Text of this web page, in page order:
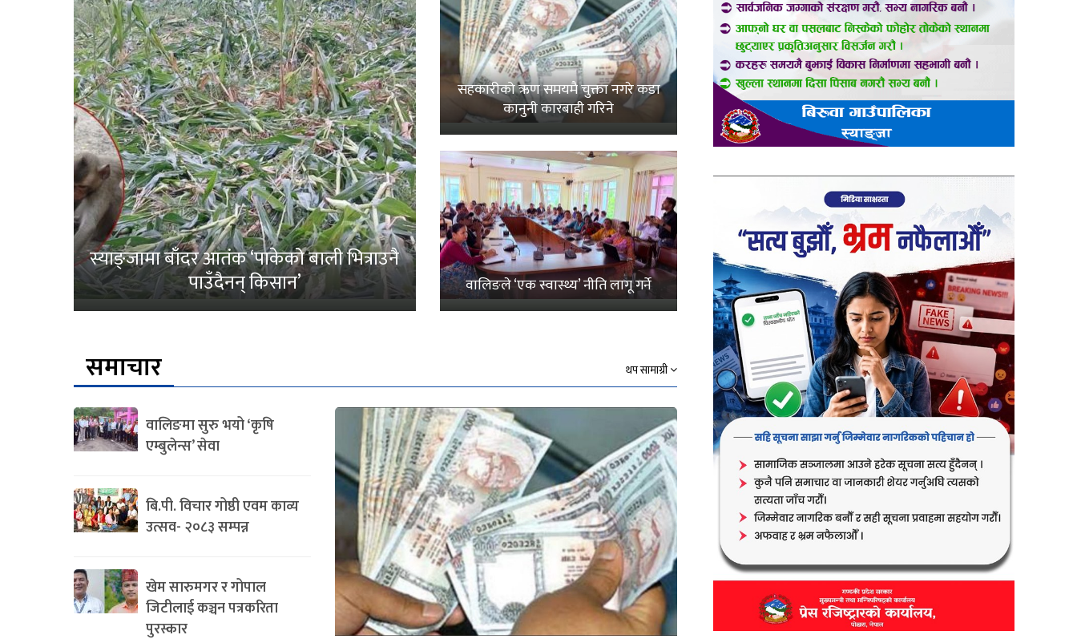
स्याङ्जामा बाँदर आतंक ‘पाकेको बाली भित्राउनै
पाउँदैनन् किसान’
सहकारीको ऋण समयमै चुक्ता नगरे कडा
कानुनी कारबाही गरिने
वालिङले ‘एक स्वास्थ्य’ नीति लागू गर्ने
समाचार थप सामाग्री
वालिङमा सुरु भयो ‘कृषि
एम्बुलेन्स’ सेवा
बि.पी. विचार गोष्ठी एवम काव्य
उत्सव- २०८३ सम्पन्न
खेम सारुमगर र गोपाल
जिटीलाई कञ्चन पत्रकरिता
पुरस्कार